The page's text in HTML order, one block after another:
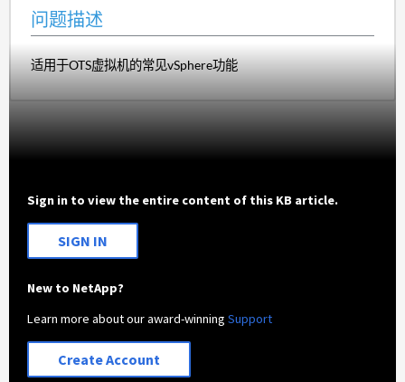
问题描述
适用于OTS虚拟机的常见vSphere功能
Sign in to view the entire content of this KB article.
SIGN IN
New to NetApp?
Learn more about our award-winningSupport
Create Account